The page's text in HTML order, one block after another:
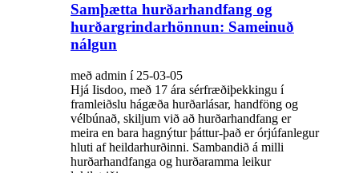
Samþætta hurðarhandfang og
hurðargrindarhönnun: Sameinuð
nálgun
með admin í 25-03-05
Hjá Iisdoo, með 17 ára sérfræðiþekkingu í
framleiðslu hágæða hurðarlásar, handföng og
vélbúnað, skiljum við að hurðarhandfang er
meira en bara hagnýtur þáttur-það er órjúfanlegur
hluti af heildarhurðinni. Sambandið á milli
hurðarhandfanga og hurðaramma leikur